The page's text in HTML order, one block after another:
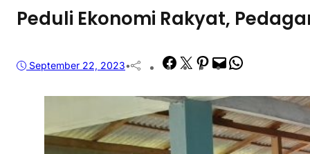
Peduli Ekonomi Rakyat,
September 22, 2023• Facebook
TwitterPinterest
Mail